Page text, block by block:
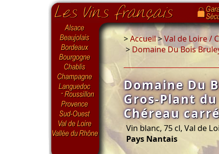
>Accueil>Val de Loire /
> Domaine Du Bois
Domaine Du
Gros-Plant
Chéreau
Vin blanc, 75 cl, Val de
Pays Nantais